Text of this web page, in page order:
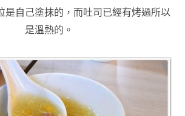
是自己塗抹的 ，而吐司已經有烤過所以
是溫熱的 。